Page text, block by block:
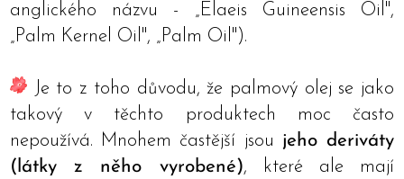
anglického názvu - „Elaeis Guineensis Oil",
„Palm Kernel Oil", „Palm Oil").
Je to z toho důvodu, že palmový olej se jako
takový v těchto produktech moc často
nepoužívá. Mnohem častější jsou jeho deriváty
(látky z něho vyrobené), které ale mají